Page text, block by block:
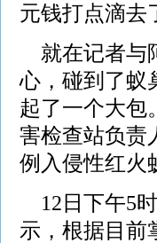
元钱打点滴去
就在记者与
心，碰到了蚁
起了一个大包
害检查站负责
例入侵性红火
12日下午5
示，根据目前